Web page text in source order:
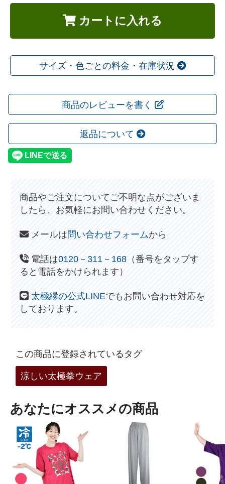
カートに入れる
サイズ・色ごとの料金・在庫状況
商品のレビューを書く
返品について
商品やご注文についてご不明な点がございま
したら、お気軽にお問い合わせください。
メールは問い合わせフォームから
電話は0120－311－168 （番号をタップす
ると電話をかけられます）
太極縁の公式LINEでもお問い合わせ対応を
しております。
この商品に登録されているタグ
涼しい太極拳ウェア
あなたにオススメの商品